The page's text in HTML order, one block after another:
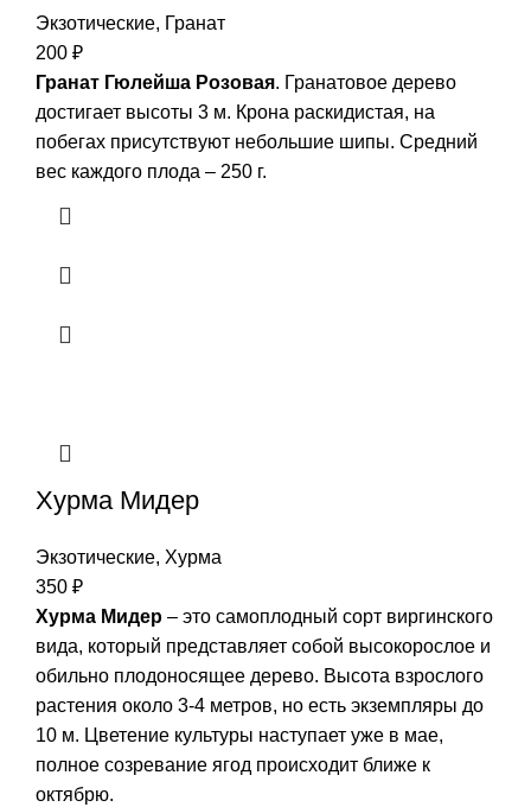
Экзотические, Гранат
200 ₽
Гранат Гюлейша Розовая. Гранатовое дерево
достигает высоты 3 м. Крона раскидистая, на
побегах присутствуют небольшие шипы. Средний
вес каждого плода – 250 г.
Хурма Мидер
Экзотические, Хурма
350 ₽
Хурма Мидер – это самоплодный сорт виргинского
вида, который представляет собой высокорослое и
обильно плодоносящее дерево. Высота взрослого
растения около 3-4 метров, но есть экземпляры до
10 м. Цветение культуры наступает уже в мае,
полное созревание ягод происходит ближе к
октябрю.